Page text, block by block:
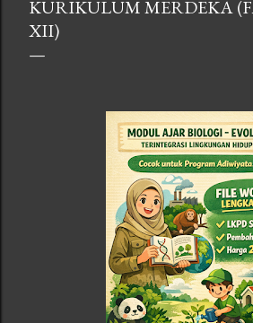
KURIKULUM MERDEKA
XII)